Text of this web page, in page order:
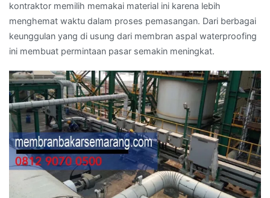
kontraktor memilih memakai material ini karena lebih
menghemat waktu dalam proses pemasangan. Dari berbagai
keunggulan yang di usung dari membran aspal waterproofing
ini membuat permintaan pasar semakin meningkat.